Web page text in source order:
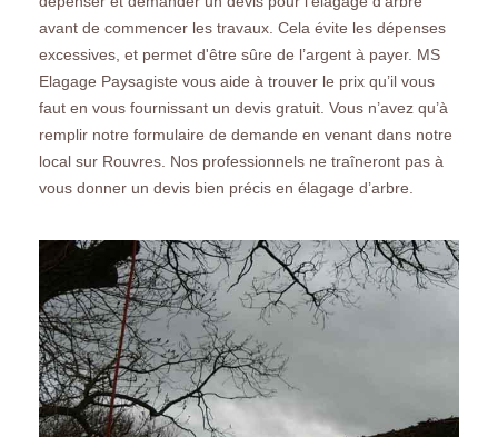
avant de commencer les travaux. Cela évite les dépenses
excessives, et permet d'être sûre de l’argent à payer. MS
Elagage Paysagiste vous aide à trouver le prix qu’il vous
faut en vous fournissant un devis gratuit. Vous n’avez qu’à
remplir notre formulaire de demande en venant dans notre
local sur Rouvres. Nos professionnels ne traîneront pas à
vous donner un devis bien précis en élagage d’arbre.